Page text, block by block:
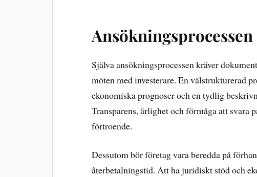
Ansökningsprocessen
Själva ansökningsprocessen kräver
möten med investerare. En välstrukturerad
ekonomiska prognoser och en tydlig
Transparens, ärlighet och förmåga att svara
förtroende.
Dessutom bör företag vara beredda på
återbetalningstid. Att ha juridiskt stöd och